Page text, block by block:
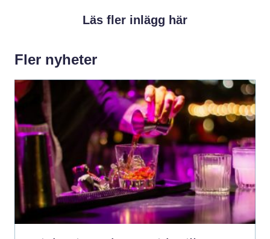
Läs fler inlägg här
Fler nyheter